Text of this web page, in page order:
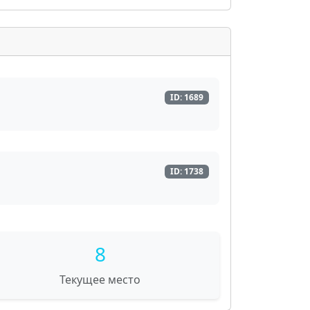
ID: 1689
ID: 1738
8
Текущее место